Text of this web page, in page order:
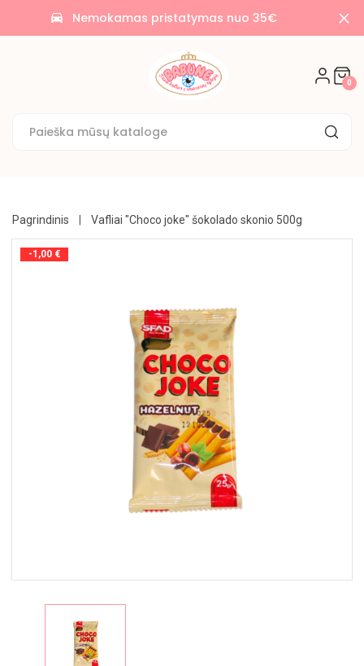
time_to_leave Nemokamas pristatymas nuo 35€
0
AKCIJOS
🌟
SAUSAINIAI
UŽKANDŽIAI
GĖRIMAI
KONSERVUOTA
Pagrindinis Vafliai "Choco joke" šokolado skonio 500g
-1,00 €